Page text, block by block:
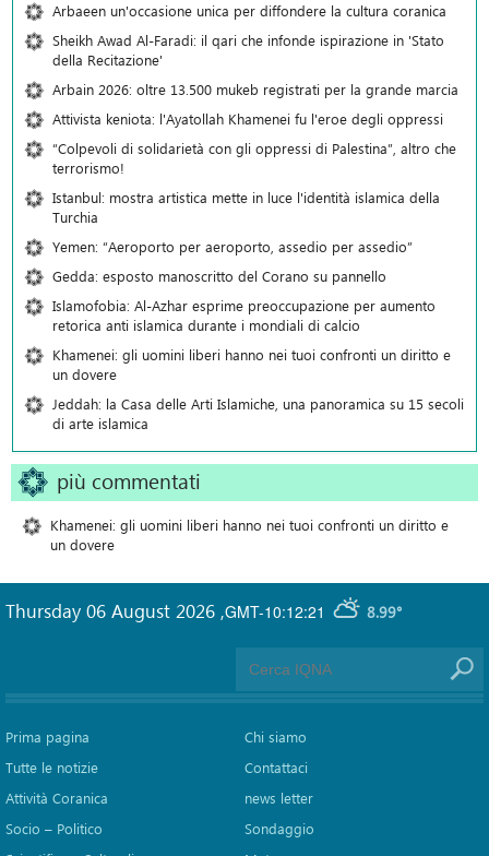
Arbaeen un'occasione unica per diffondere la cultura coranica
Sheikh Awad Al-Faradi: il qari che infonde ispirazione in 'Stato
della Recitazione'
Arbain 2026: oltre 13.500 mukeb registrati per la grande marcia
Attivista keniota: l'Ayatollah Khamenei fu l'eroe degli oppressi
“Colpevoli di solidarietà con gli oppressi di Palestina”, altro che
terrorismo!
Istanbul: mostra artistica mette in luce l'identità islamica della
Turchia
Yemen: “Aeroporto per aeroporto, assedio per assedio”
Gedda: esposto manoscritto del Corano su pannello
Islamofobia: Al-Azhar esprime preoccupazione per aumento
retorica anti islamica durante i mondiali di calcio
Khamenei: gli uomini liberi hanno nei tuoi confronti un diritto e
un dovere
Jeddah: la Casa delle Arti Islamiche, una panoramica su 15 secoli
di arte islamica
più commentati
Khamenei: gli uomini liberi hanno nei tuoi confronti un diritto e
un dovere
GMT-10:12:21 8.99°
Thursday 06 August 2026 ,
Prima pagina
Tutte le notizie
Attività Coranica
Socio – Politico
Chi siamo
Contattaci
news letter
Sondaggio